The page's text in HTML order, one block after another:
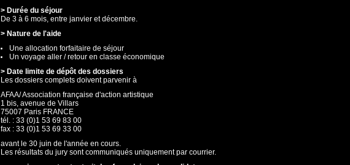
> Durée du séjour
De 3 à 6 mois, entre janvier et décembre.
> Nature de l'aide
Une allocation forfaitaire de séjour
Un voyage aller / retour en classe économique
> Date limite de dépôt des dossiers
Les dossiers complets doivent parvenir à
AFAA/ Association française d'action artistique
1 bis, avenue de Villars
75007 Paris FRANCE
tél. : 33 (0)1 53 69 83 00
fax : 33 (0)1 53 69 33 00
avant le 30 juin de l'année en cours.
Les résultats du jury sont communiqués uniquement par courrier.